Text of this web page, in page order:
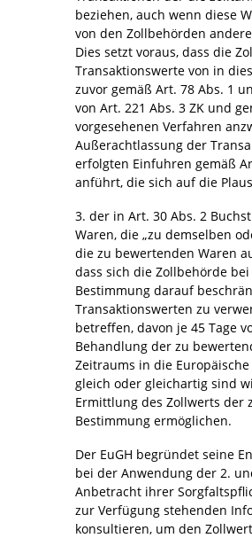
beziehen, auch wenn diese
von den Zollbehörden
Dies setzt voraus, dass die
Transaktionswerte von in
zuvor gemäß Art. 78 Abs. 1
von Art. 221 Abs. 3 ZK und
vorgesehenen Verfahren
Außerachtlassung der
erfolgten Einfuhren gemäß
anführt, die sich auf die
3. der in Art. 30 Abs. 2
Waren, die „zu demselben
die zu bewertenden Waren
dass sich die Zollbehörde
Bestimmung darauf
Transaktionswerten zu
betreffen, davon je 45 Tage
Behandlung der zu
Zeitraums in die
gleich oder gleichartig sind
Ermittlung des Zollwerts der
Bestimmung ermöglichen.
Der EuGH begründet seine
bei der Anwendung der 2.
Anbetracht ihrer
zur Verfügung stehenden
konsultieren, um den